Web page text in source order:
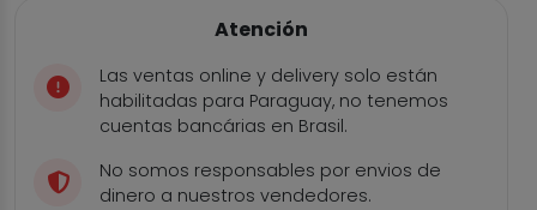
Atención
Las ventas online y delivery solo están
habilitadas para Paraguay, no tenemos
cuentas bancárias en Brasil.
No somos responsables por envios de
dinero a nuestros vendedores.